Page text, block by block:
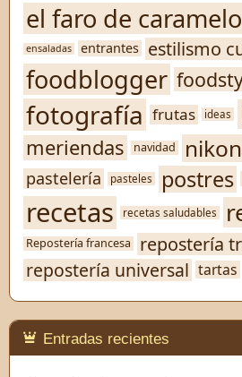
el faro de caramelo
ensaladas entrantes estilismo
foodblogger
fotografía frutas ideas
meriendas navidad nikon
pastelería pasteles postres
recetas recetas saludables
Repostería francesa
repostería
repostería universal tartas
Entradas recientes